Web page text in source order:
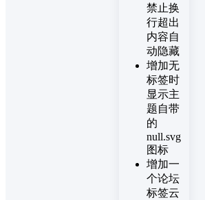
禁止换
行超出
内容自
动隐藏
增加无
标签时
显示主
题自带
的
null.svg
图标
增加一
个论坛
标签云